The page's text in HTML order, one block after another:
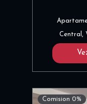
Central,
Comision 0%